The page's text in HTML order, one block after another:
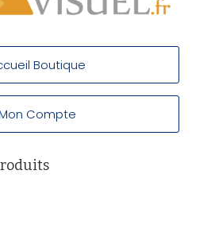
Boutique
Compte